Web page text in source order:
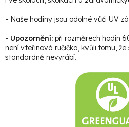
- Naše hodiny jsou odolné vůči UV
- Upozornění: při rozměrech hodin
není vteřinová ručička, kvůli tomu,
standardně nevyrábí.